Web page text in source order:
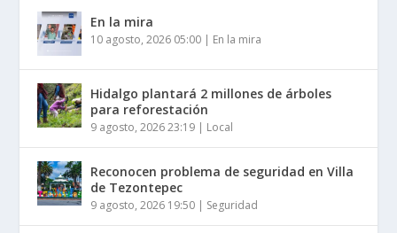
En la mira
10 agosto, 2026 05:00 | En la mira
Hidalgo plantará 2 millones de árboles
para reforestación
9 agosto, 2026 23:19 | Local
Reconocen problema de seguridad en Villa
de Tezontepec
9 agosto, 2026 19:50 | Seguridad